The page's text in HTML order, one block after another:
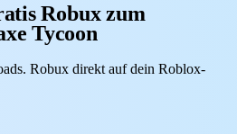
Robux zum
Tycoon
Robux direkt auf dein Roblox-